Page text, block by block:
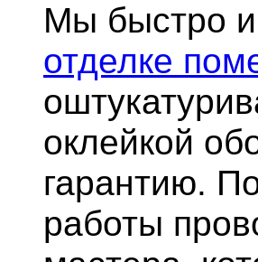
Мы быстро
отделке
оклейкой
гарантию.
работы